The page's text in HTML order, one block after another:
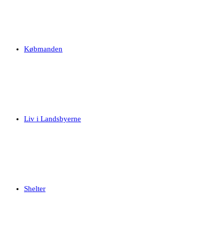
Købmanden
Liv i Landsbyerne
Shelter